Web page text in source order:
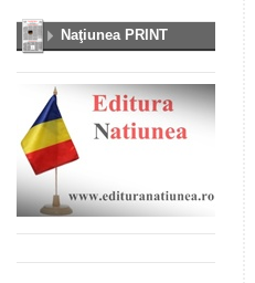
Naţiunea PRINT